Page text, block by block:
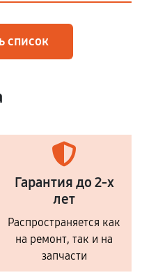
список
Гарантия до 2-х
лет
Распространяется как
на ремонт, так и на
запчасти